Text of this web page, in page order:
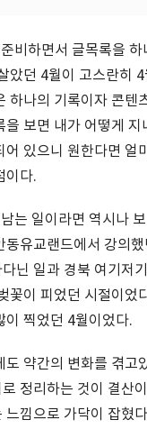
비하면서 글목록을
았던 4월이 고스란히
하나의 기록이자 콘텐
을 보면 내가 어떻게 지
어 있으니 원한다면 얼
이다.
는 일이라면 역시나
동유교랜드에서 강의
닌 일과 경북 여기저
꽃이 피었던 시절이었
이 찍었던 4월이었다.
도 약간의 변화를 겪고
정리하는 것이 결산
느낌으로 가닥이 잡혔